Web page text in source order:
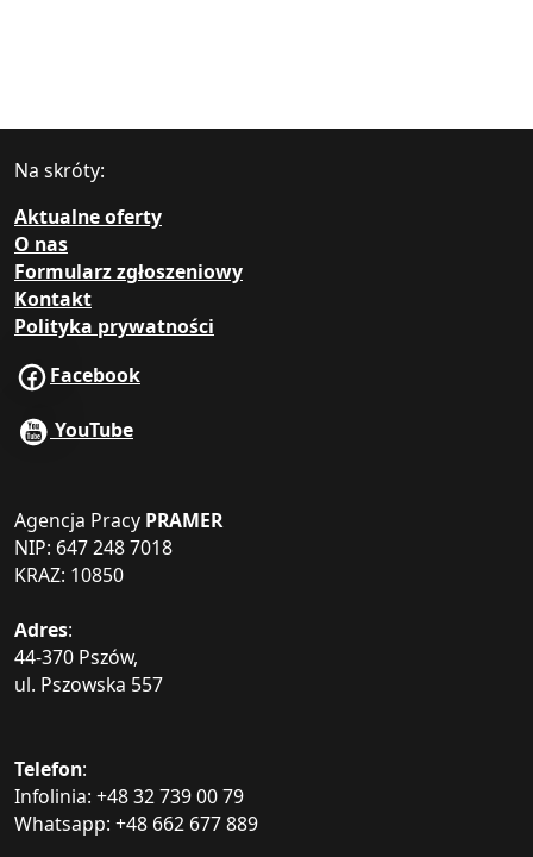
Na skróty:
Aktualne oferty
O nas
Formularz zgłoszeniowy
Kontakt
Polityka prywatności
Facebook
YouTube
Agencja Pracy PRAMER
NIP: 647 248 7018
KRAZ: 10850
Adres:
44-370 Pszów,
ul. Pszowska 557
Telefon:
Infolinia: +48 32 739 00 79
Whatsapp: +48 662 677 889